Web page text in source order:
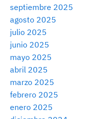
septiembre 2025
agosto 2025
julio 2025
junio 2025
mayo 2025
abril 2025
marzo 2025
febrero 2025
enero 2025